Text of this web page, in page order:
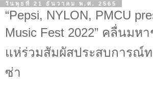
วันพุธที่ 21 ธันวาคม พ.ศ. 2565
“Pepsi, NYLON, PMCU
Music Fest 2022” คลื่นม
แห่ร่วมสัมผัสประสบการณ์
ซ่า